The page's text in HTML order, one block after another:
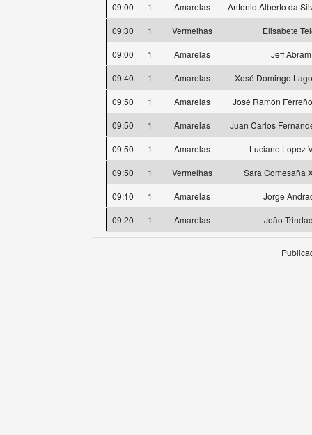
09:00
1 Amarelas
Antonio Alberto da
09:30
1 Vermelhas
Elisabete
09:00
1 Amarelas
Jeff Abram
09:40
1 Amarelas
Xosé Domingo
09:50
1 Amarelas
José Ramón
09:50
1 Amarelas
Juan Carlos
09:50
1 Amarelas
Luciano Lopez
09:50
1 Vermelhas
Sara Comesaña
09:10
1 Amarelas
Jorge
09:20
1 Amarelas João